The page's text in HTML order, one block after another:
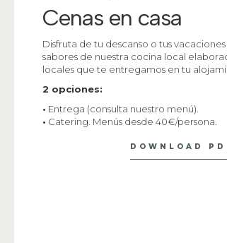
Cenas en casa
Disfruta de tu descanso o tus
sabores de nuestra cocina local
locales que te entregamos en tu
2 opciones:
• Entrega (consulta nuestro menú).
• Catering. Menús desde 40€/persona.
DOWNLOAD